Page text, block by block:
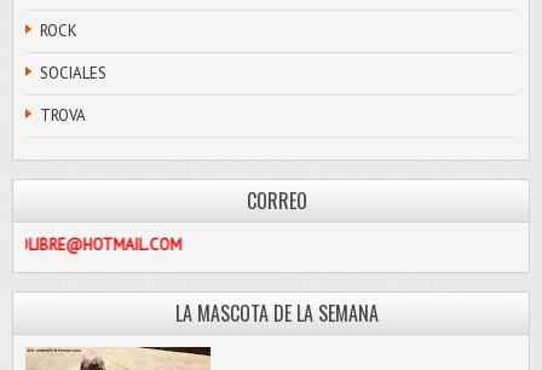
ROCK
SOCIALES
TROVA
CORREO
PASCOLIBRE@HOTMAIL.COM
LA MASCOTA DE LA SEMANA